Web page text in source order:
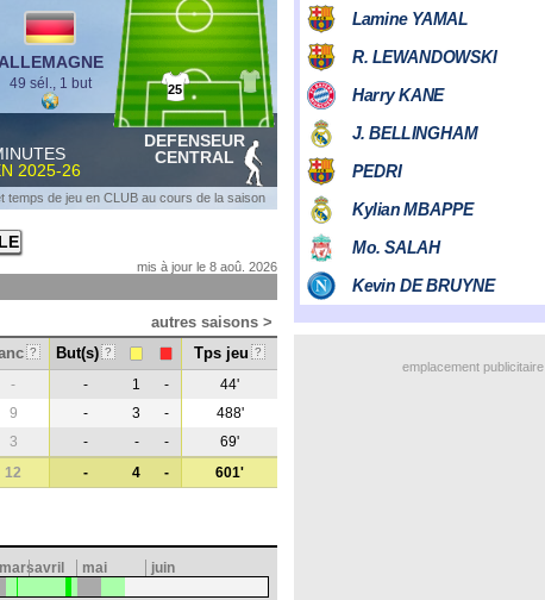
ALLEMAGNE
49 sél., 1 but 25
2025-26
DEFENSEUR
CENTRAL
temps de jeu en CLUB au cours de la saison
mis à jour le 8 aoû. 2026
autres saisons >
? But(s) ? Tps jeu ?
- - 1 -
44'
9 - 3 -
488'
3 - - -
69'
12 - 4 - 601'
marsavril mai juin
emplacement publicitaire